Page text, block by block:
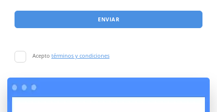
ENVIAR
Acepto términos y condiciones